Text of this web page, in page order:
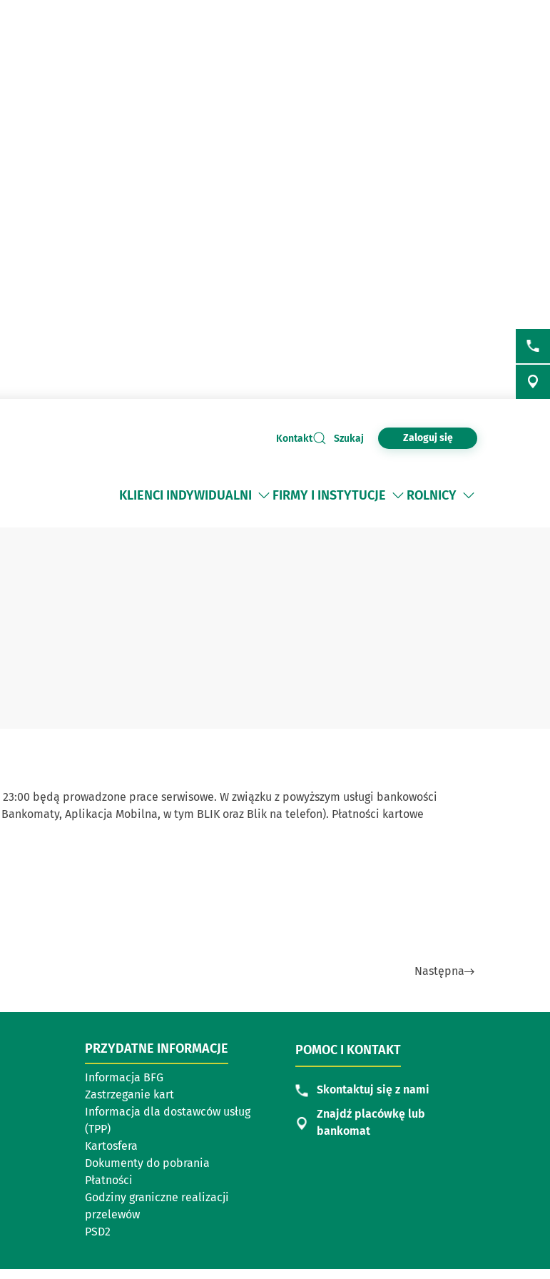
Kontakt Szukaj Zaloguj się
KLIENCI INDYWIDUALNI FIRMY I INSTYTUCJE ROLNICY
będą prowadzone prace serwisowe. W związku z powyższym usługi bankowości
Aplikacja Mobilna, w tym BLIK oraz Blik na telefon). Płatności kartowe
Następna
PRZYDATNE INFORMACJE
Informacja BFG
Zastrzeganie kart
Informacja dla dostawców usług
(TPP)
Kartosfera
Dokumenty do pobrania
Płatności
Godziny graniczne realizacji
przelewów
PSD2
POMOC I KONTAKT
Skontaktuj się z nami
Znajdź placówkę lub
bankomat